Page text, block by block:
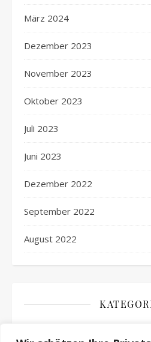
März 2024
Dezember 2023
November 2023
Oktober 2023
Juli 2023
Juni 2023
Dezember 2022
September 2022
August 2022